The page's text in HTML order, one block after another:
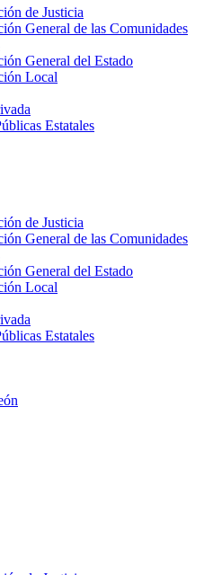
de Justicia
General de las Comunidades
General del Estado
Local
Estatales
de Justicia
General de las Comunidades
General del Estado
Local
Estatales